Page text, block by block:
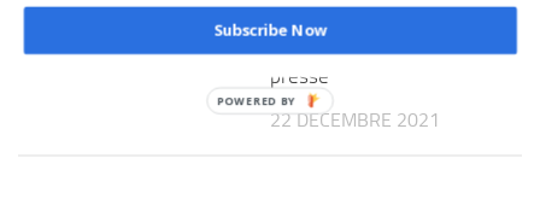
presse
22 DÉCEMBRE 2021
Subscribe Now